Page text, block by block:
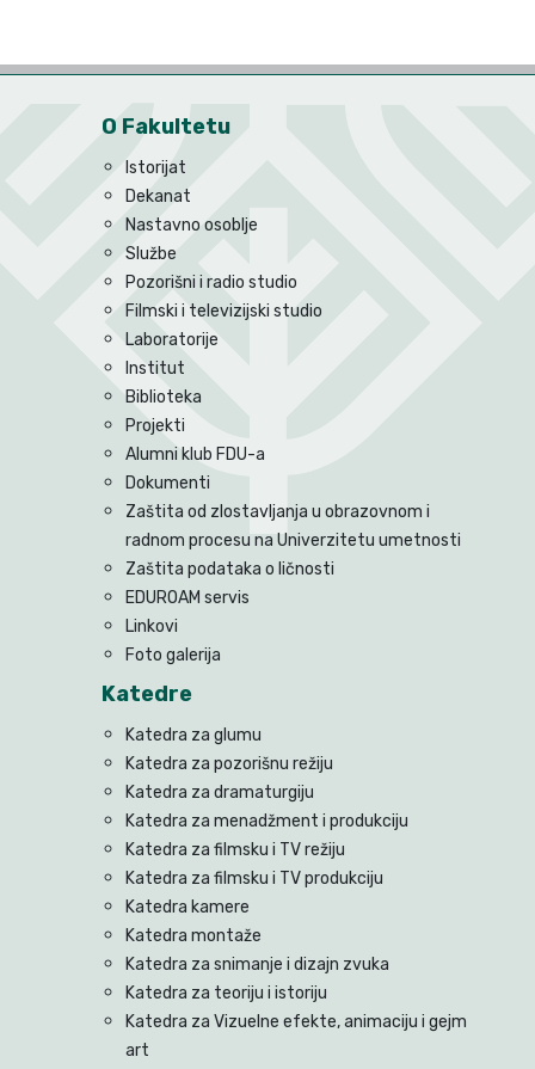
O Fakultetu
Istorijat
Dekanat
Nastavno osoblje
Službe
Pozorišni i radio studio
Filmski i televizijski studio
Laboratorije
Institut
Biblioteka
Projekti
Alumni klub FDU-a
Dokumenti
Zaštita od zlostavljanja u obrazovnom i
radnom procesu na Univerzitetu umetnosti
Zaštita podataka o ličnosti
EDUROAM servis
Linkovi
Foto galerija
Katedre
Katedra za glumu
Katedra za pozorišnu režiju
Katedra za dramaturgiju
Katedra za menadžment i produkciju
Katedra za filmsku i TV režiju
Katedra za filmsku i TV produkciju
Katedra kamere
Katedra montaže
Katedra za snimanje i dizajn zvuka
Katedra za teoriju i istoriju
Katedra za Vizuelne efekte, animaciju i gejm
art